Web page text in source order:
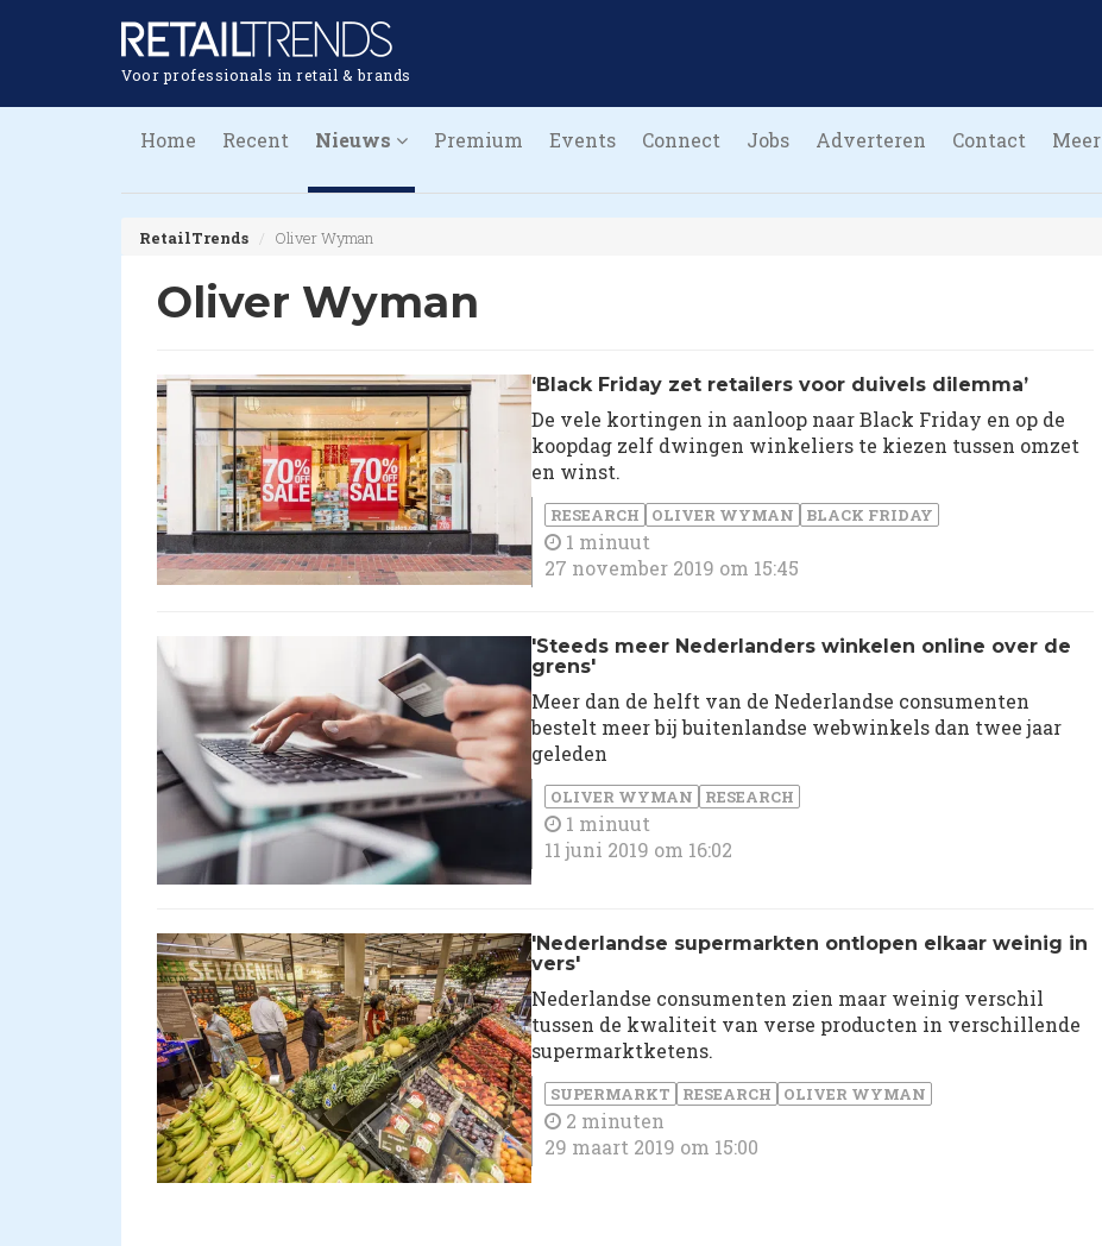
Voor professionals in retail & brands
Home Recent Nieuws Premium Events Connect Jobs Adverteren Contact Meer
RetailTrends Oliver Wyman
Oliver Wyman
‘Black Friday zet retailers voor duivels dilemma’
De vele kortingen in aanloop naar Black Friday en op de
koopdag zelf dwingen winkeliers te kiezen tussen omzet
en winst.
RESEARCH OLIVER WYMAN BLACK FRIDAY
1 minuut
27 november 2019 om 15:45
'Steeds meer Nederlanders winkelen online over de
grens'
Meer dan de helft van de Nederlandse consumenten
bestelt meer bij buitenlandse webwinkels dan twee jaar
geleden
OLIVER WYMAN RESEARCH
1 minuut
11 juni 2019 om 16:02
'Nederlandse supermarkten ontlopen elkaar weinig in
vers'
Nederlandse consumenten zien maar weinig verschil
tussen de kwaliteit van verse producten in verschillende
supermarktketens.
SUPERMARKT RESEARCH OLIVER WYMAN
2 minuten
29 maart 2019 om 15:00